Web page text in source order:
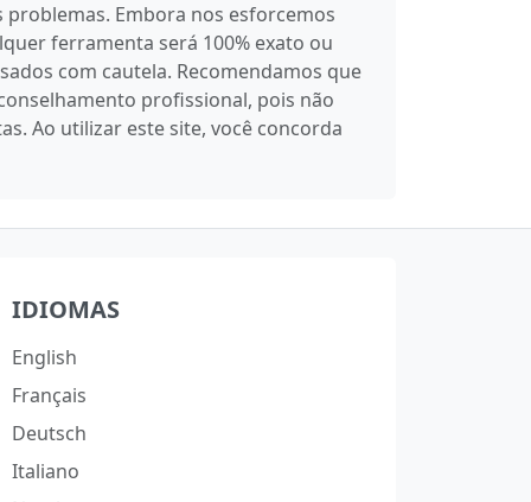
Embora nos esforcemos
ferramenta será 100% exato ou
com cautela. Recomendamos que
profissional, pois não
Ao utilizar este site, você concorda
IDIOMAS
English
Français
Deutsch
Italiano